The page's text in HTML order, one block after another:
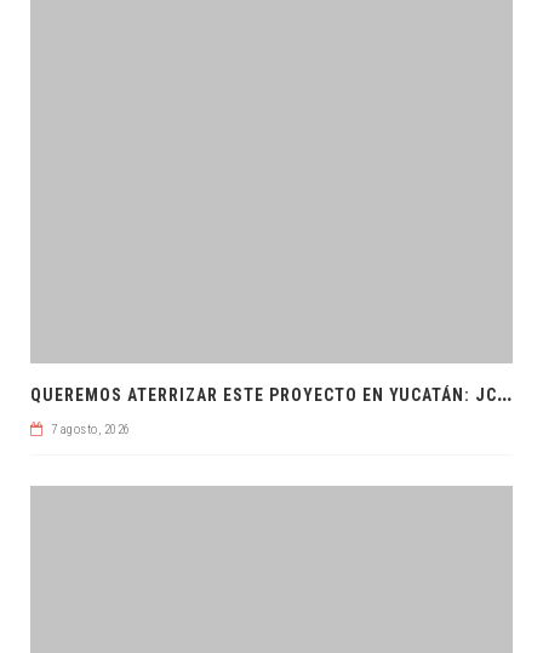
Q
UEREMOS ATERRIZAR ESTE PROYECTO EN YUCATÁN: JCRM
7 agosto, 2026